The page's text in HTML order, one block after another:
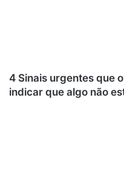
4 Sinais urgentes que
indicar que algo não